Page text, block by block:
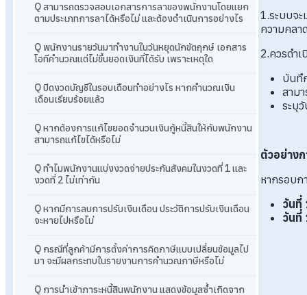
Q สามารถตรวจสอบเอกสารการลาของพนักงานโดยแยก
ตามประเภทการลาได้หรือไม่ และต้องดำเนินการอย่างไร
Q พนักงานรายวันมาทำงานในวันหยุดนักขัตฤกษ์ เอกสาร
โอทีคำนวณแต่ไม่ขึ้นยอดเงินที่ได้รับ เพราะเหตุใด
Q ปิดงวดบัญชีในรอบเดือนทำอย่างไร หากคำนวณเงิน
เดือนเรียบร้อยแล้ว
Q หากต้องการแก้ไขยอดจำนวนเงินกู้หนี้สินให้กับพนักงาน
สามารถแก้ไขได้หรือไม่
Q ทำไมพนักงานแบ่งงวดจ่ายประกันสังคมในงวดที่ 1 และ
งวดที่ 2 ไม่เท่ากัน
Q หากมีการลบการปรับเงินเดือน ประวัติการปรับเงินเดือน
จะหายไปหรือไม่
Q กรณีที่ลูกค้ามีการตั้งค่าการคิดภาษีแบบเปลี่ยนข้อมูลไป
มา จะมีผลกระทบในรายงานการคำนวณภาษีหรือไม่
Q การนำเข้าภาระหนี้สินพนักงาน แสดงข้อมูลซ้ำเกิดจาก
1.ระบบจ
ความคลา
2.ควรดำ
บันทึ
สาม
ระบุ
ตัวอย่าง
หากรอบก
วันที่
วันที่